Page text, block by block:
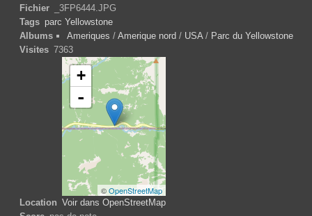
Fichier
_3FP6444.JPG
Tags parc Yellowstone
Albums
Ameriques / Amerique nord / USA/ Parc du Yellowstone
Visites 7363
Location
+
-
©OpenStreetMap
Voir dans OpenStreetMap